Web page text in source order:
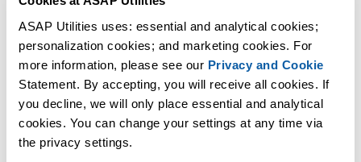
ASAP Utilities uses: essential and analytical cookies;
personalization cookies; and marketing cookies. For
more information, please see our Privacy and Cookie
Statement. By accepting, you will receive all cookies. If
you decline, we will only place essential and analytical
cookies. You can change your settings at any time via
the privacy settings.
Ferramentas práticas que muitos usuários do Excel gostariam de ter
Excel.
Economize tempo no Excel. Simples assim.